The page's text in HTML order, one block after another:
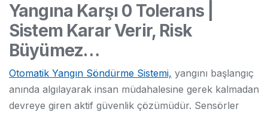
Yangına Karşı 0 Tolerans |
Sistem Karar Verir, Risk
Büyümez…
Otomatik Yangın Söndürme Sistemi, yangını başlangıç
anında algılayarak insan müdahalesine gerek kalmadan
devreye giren aktif güvenlik çözümüdür. Sensörler